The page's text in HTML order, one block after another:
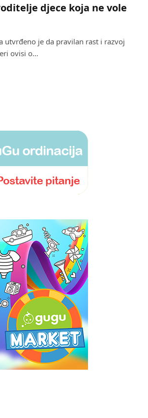
djece koja ne vole
utvrđeno je da pravilan rast i razvoj
ovisi o…